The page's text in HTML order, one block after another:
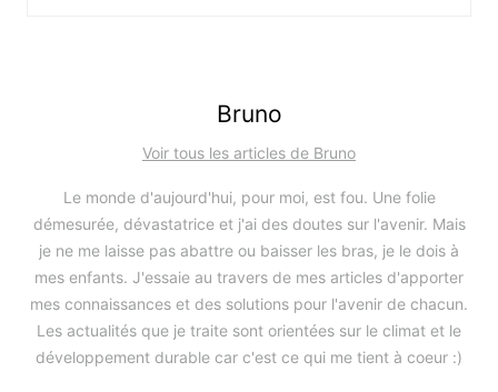
Bruno
Voir tous les articles de Bruno
Le monde d'aujourd'hui, pour moi, est fou. Une folie
démesurée, dévastatrice et j'ai des doutes sur l'avenir. Mais
je ne me laisse pas abattre ou baisser les bras, je le dois à
mes enfants. J'essaie au travers de mes articles d'apporter
mes connaissances et des solutions pour l'avenir de chacun.
Les actualités que je traite sont orientées sur le climat et le
développement durable car c'est ce qui me tient à coeur :)